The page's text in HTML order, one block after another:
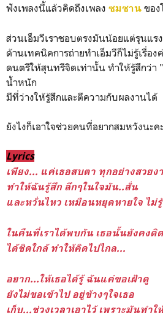
ฟังเพลงนี้แล้วคิดถึงเพลง ซมซาน ของ
ส่วนเอ็มวีเราชอบตรงมันน้อยแต่รุนแร
ด้านเทคนิคการถ่ายทำเอ็มวีก็ไม่รู้เรื่อง
ดนตรีให้สุนทรีจิตเท่านั้น ทำให้รู้สึกว่า
น้ำหนัก
มีที่ว่างให้รู้สึกและตีความกับผลงานได้
ยังไงก็เอาใจช่วยคนที่อยากสมหวังนะค
Lyrics
เพียง... แค่เธอสบตา ทุกอย่างสวยง
ทำให้ฉันรู้สึก ลึกๆในใจมัน..สั่น
และหวั่นไหว เหมือนหยุดหายใจ ไม่
ในคืนที่เราได้พบกัน เธอนั้นยังคงติ
ได้ชิดใกล้ ทำให้คิดไปไกล...
อยาก...ให้เธอได้รู้ ฉันแค่ขอเฝ้าดู
ยังไม่ขอเข้าไป อยู่ข้างๆใจเธอ
เก็บ...ช่วงเวลาเอาไว้ เพราะมันทำใ